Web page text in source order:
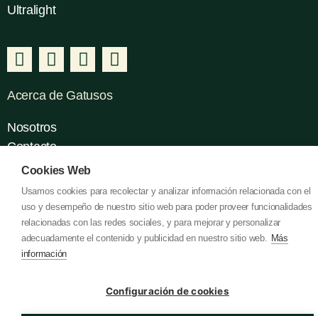
Ultralight
Acerca de Gatusos
Nosotros
Contacto
I+D+I
Legal
Política de Cookies
Política de Privacidad
Cookies Web
Usamos cookies para recolectar y analizar información relacionada con el
uso y desempeño de nuestro sitio web para poder proveer funcionalidades
relacionadas con las redes sociales, y para mejorar y personalizar
adecuadamente el contenido y publicidad en nuestro sitio web. Más
información
Configuración de cookies